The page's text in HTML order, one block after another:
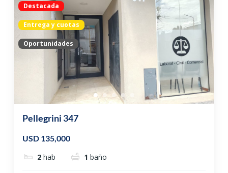
Destacada
Entrega y cuotas
Oportunidades
Pellegrini 347
USD 135,000
2 hab 1 baño